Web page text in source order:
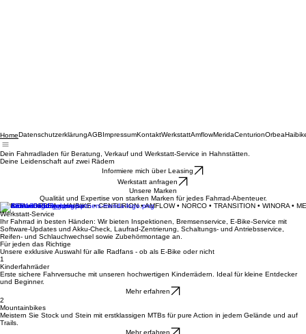
Home DatenschutzerklärungAGBImpressumKontaktWerkstattAmflowMeridaCenturion
Dein Fahrradladen für Beratung, Verkauf und Werkstatt-Service in Hahnstätten.
Informiere mich über Leasing
Werkstatt anfragen
Qualität und Expertise von starken Marken für jedes Fahrrad-Abenteuer.
MERIDA • ORBEA • HAIBIKE • CENTURION • AMFLOW • NORCO • TRANSITION • WINORA •
Werkstatt-Service
Ihr Fahrrad in besten Händen: Wir bieten Inspektionen, Bremsenservice, E-Bike-Service mit
Software-Updates und Akku-Check, Laufrad-Zentrierung, Schaltungs- und Antriebsservice,
Reifen- und Schlauchwechsel sowie Zubehörmontage an.
Für jeden das Richtige
Unsere exklusive Auswahl für alle Radfans - ob als E-Bike oder nicht
1
Erste sichere Fahrversuche mit unseren hochwertigen Kinderrädern. Ideal für kleine Entdecker
und Beginner.
Mehr erfahren
2